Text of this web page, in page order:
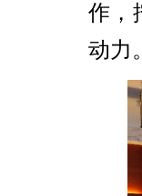
作，
动力